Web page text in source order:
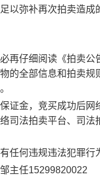
以弥补再次拍卖造
再仔细阅读《拍卖
的全部信息和拍卖
证金，竞买成功后
司法拍卖平台、司
任何违规违法犯罪
主任15299820022